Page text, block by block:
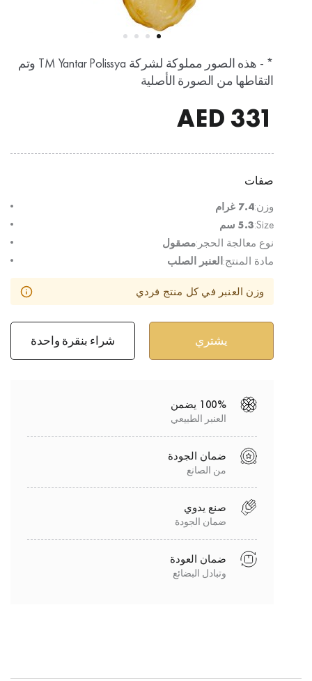
* - هذه الصور مملوكة لشركة TM Yantar Polissya وتم
التقاطها من الصورة الأصلية
331
صفات
وزن:7.4 غرام
Size: 5.3 سم
نوع معالجة الحجر:مصقول
مادة المنتج:العنبر الصلب
وزن العنبر في كل منتج فردي
شراء بنقرة واحدة
100% يضمن
العنبر الطبيعي
ضمان الجودة
من الصانع
صنع يدوي
ضمان الجودة
ضمان العودة
وتبادل البضائع